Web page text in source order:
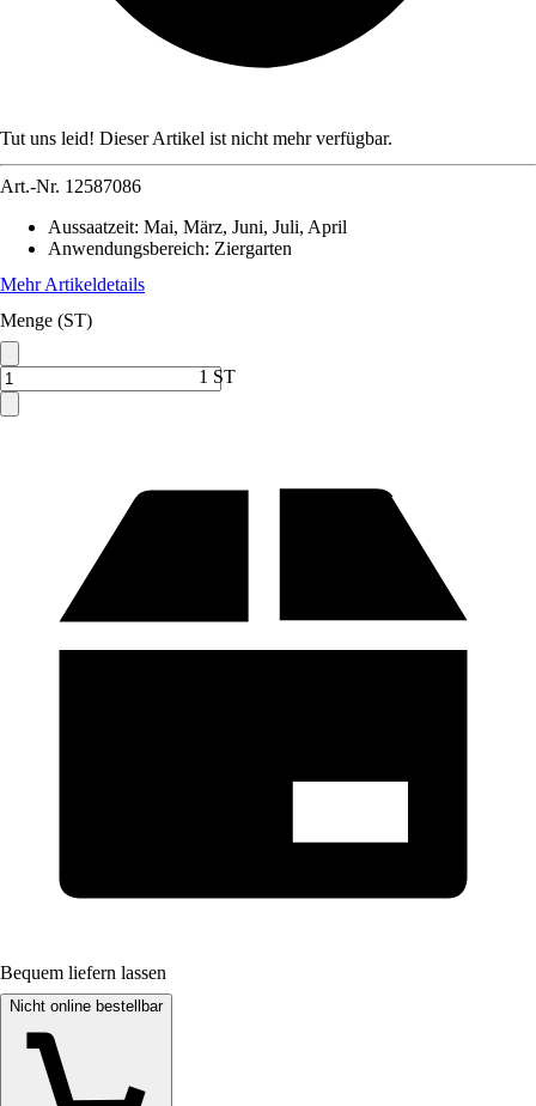
Tut uns leid! Dieser Artikel ist nicht mehr verfügbar.
Art.-Nr. 12587086
Aussaatzeit: Mai, März, Juni, Juli, April
Anwendungsbereich: Ziergarten
Mehr Artikeldetails
Menge (ST)
1 ST
Bequem liefern lassen
Nicht online bestellbar